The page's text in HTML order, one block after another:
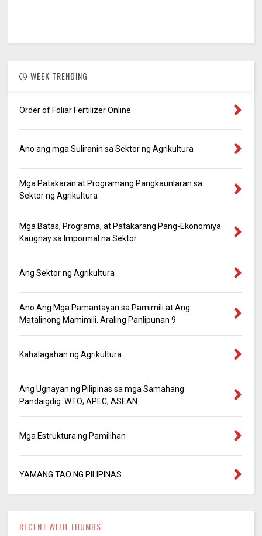
WEEK TRENDING
Order of Foliar Fertilizer Online
Ano ang mga Suliranin sa Sektor ng Agrikultura
Mga Patakaran at Programang Pangkaunlaran sa
Sektor ng Agrikultura
Mga Batas, Programa, at Patakarang Pang-Ekonomiya
Kaugnay sa Impormal na Sektor
Ang Sektor ng Agrikultura
Ano Ang Mga Pamantayan sa Pamimili at Ang
Matalinong Mamimili. Araling Panlipunan 9
Kahalagahan ng Agrikultura
Ang Ugnayan ng Pilipinas sa mga Samahang
Pandaigdig: WTO; APEC, ASEAN
Mga Estruktura ng Pamilihan
YAMANG TAO NG PILIPINAS
RECENT WITH THUMBS